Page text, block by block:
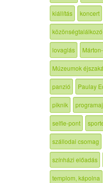
kiállítás koncert
közönségtalálkozó
lovaglás
Múzeumok
panzió Paulay
piknik
selfie-pont
szállodai csomag
színházi előadás
templom, kápolna